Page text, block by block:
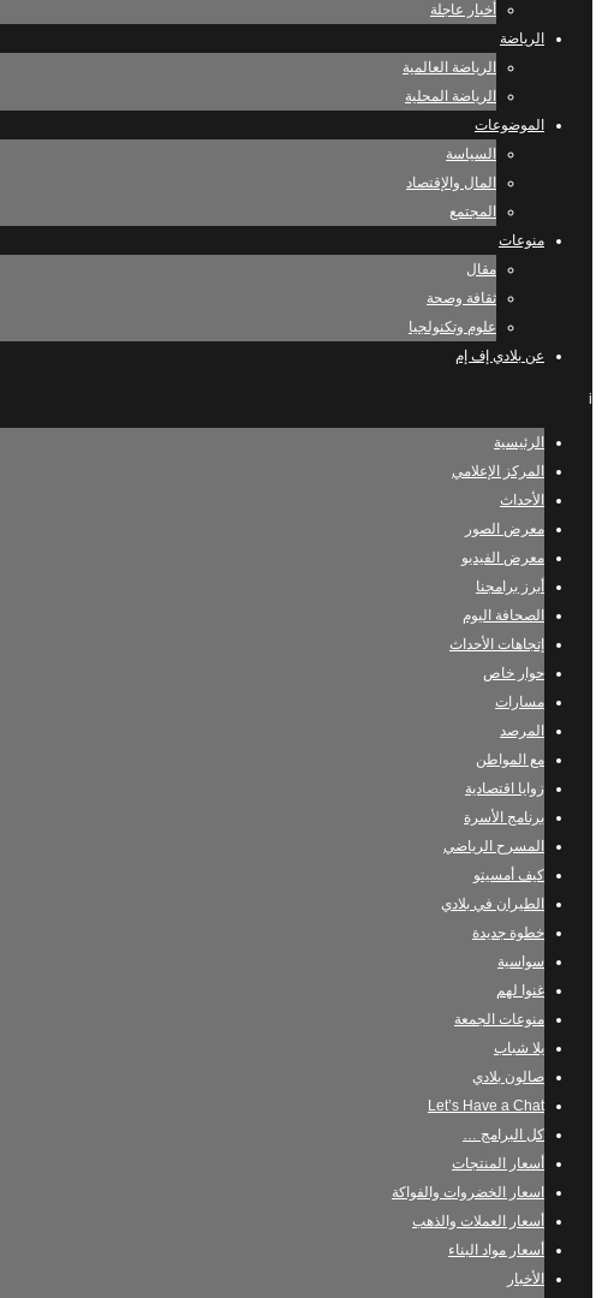
أخبار عاجلة
الرياضة
الرياضة العالمية
الرياضة المحلية
الموضوعات
السياسة
المال والإقتصاد
المجتمع
منوعات
مقال
ثقافة وصحة
علوم وتكنولجيا
عن بلادي إف إم
i
الرئيسية
المركز الإعلامي
الأحداث
معرض الصور
معرض الفيديو
أبرز برامجنا
الصحافة اليوم
إتجاهات الأحداث
حوار خاص
مسارات
المرصد
مع المواطن
زوايا اقتصادية
برنامج الأسرة
المسرح الرياضي
كيف أمسيتو
الطيران في بلادي
خطوة جديدة
سواسية
غنوا لهم
منوعات الجمعة
يلا شباب
صالون بلادي
Let’s Have a Chat
كل البرامج …
أسعار المنتجات
اسعار الخضروات والفواكة
أسعار العملات والذهب
أسعار مواد البناء
الأخبار